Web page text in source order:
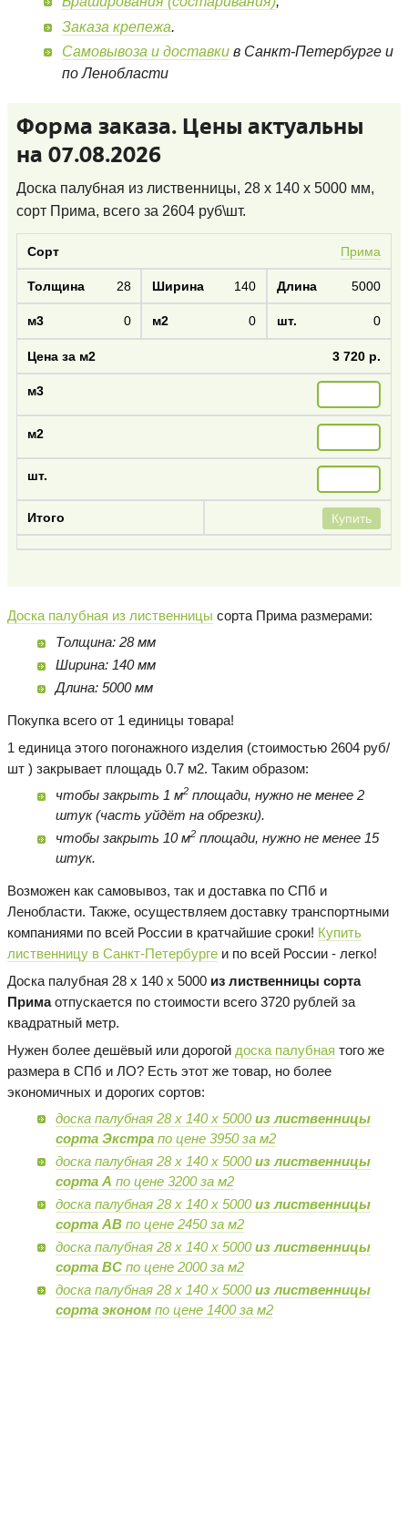
Заказа крепежа.
Самовывоза и доставки в Санкт-Петербурге и
по Ленобласти
Форма заказа. Цены актуальны
на 07.08.2026
Доска палубная из лиственницы, 28 x 140 x 5000 мм,
сорт Прима, всего за 2604 руб\шт.
Прима
28 140 5000
0 0 0
3 720 р.
Купить
Доска палубная из лиственницы сорта Прима размерами:
Толщина: 28 мм
Ширина: 140 мм
Длина: 5000 мм
Покупка всего от 1 единицы товара!
1 единица этого погонажного изделия (стоимостью 2604 руб/
шт ) закрывает площадь 0.7 м2. Таким образом:
чтобы закрыть 1 м2площади, нужно не менее 2
штук (часть уйдёт на обрезки).
чтобы закрыть 10 м2площади, нужно не менее 15
штук.
Возможен как самовывоз, так и доставка по СПб и
Ленобласти. Также, осуществляем доставку транспортными
компаниями по всей России в кратчайшие сроки! Купить
лиственницу в Санкт-Петербурге и по всей России - легко!
Доска палубная 28 х 140 х 5000 из лиственницы сорта
Примаотпускается по стоимости всего 3720 рублей за
квадратный метр.
Нужен более дешёвый или дорогой доска палубная того же
размера в СПб и ЛО? Есть этот же товар, но более
экономичных и дорогих сортов:
доска палубная 28 х 140 х 5000из лиственницы
сорта Экстрапо цене 3950 за м2
доска палубная 28 х 140 х 5000из лиственницы
сорта А по цене 3200 за м2
доска палубная 28 х 140 х 5000из лиственницы
сорта ABпо цене 2450 за м2
доска палубная 28 х 140 х 5000из лиственницы
сорта BCпо цене 2000 за м2
доска палубная 28 х 140 х 5000из лиственницы
сорта эконом по цене 1400 за м2